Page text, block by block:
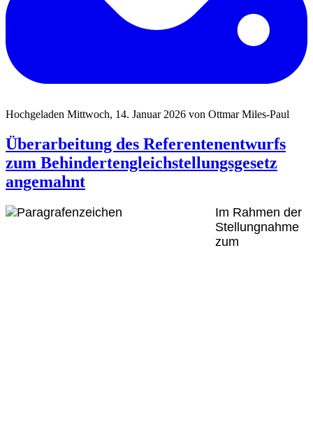
Hochgeladen Mittwoch, 14. Januar 2026 von Ottmar Miles-Paul
Überarbeitung des Referentenentwurfs
zum Behindertengleichstellungsgesetz
angemahnt
Im Rahmen der
Stellungnahme
zum